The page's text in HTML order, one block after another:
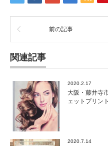
前の記事
関連記事
2020.2.17
大阪・藤井寺
ェットプリン
2020.7.14